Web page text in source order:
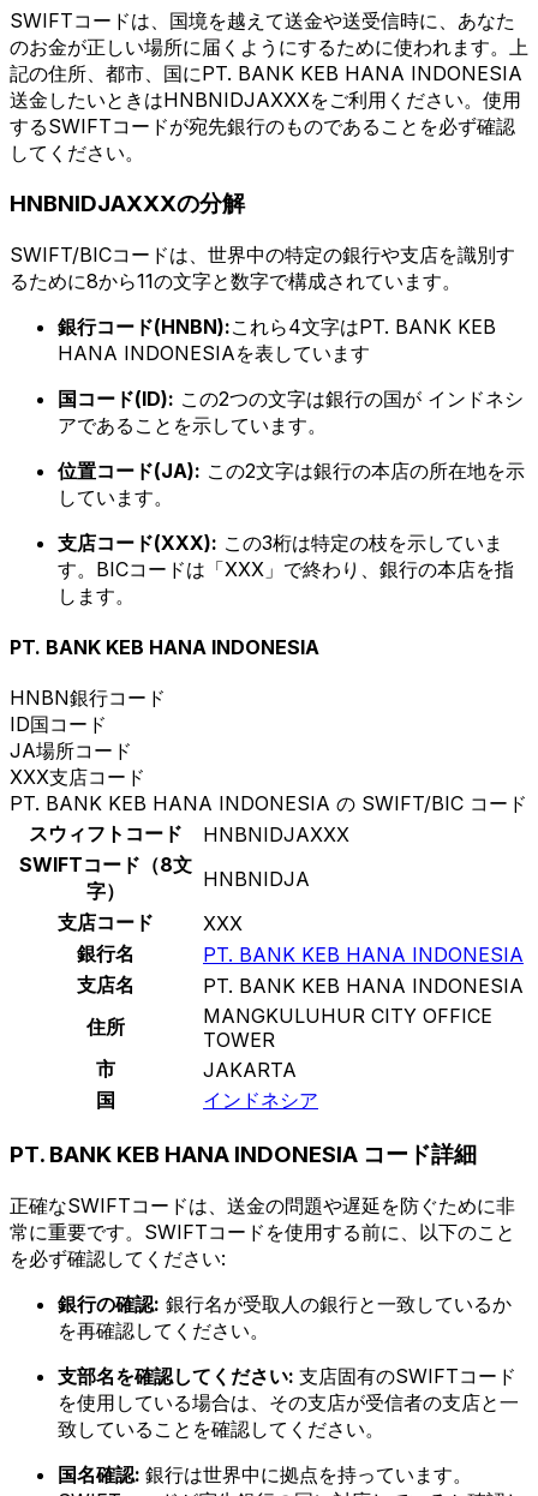
SWIFTコードは、国境を越えて送金や送受信時に、あなた
のお金が正しい場所に届くようにするために使われます。上
記の住所、都市、国にPT. BANK KEB HANA INDONESIA
送金したいときはHNBNIDJAXXXをご利用ください。使用
するSWIFTコードが宛先銀行のものであることを必ず確認
してください。
HNBNIDJAXXXの分解
SWIFT/BICコードは、世界中の特定の銀行や支店を識別す
るために8から11の文字と数字で構成されています。
銀行コード(HNBN):これら4文字はPT. BANK KEB
HANA INDONESIAを表しています
国コード(ID): この2つの文字は銀行の国が インドネシ
アであることを示しています。
位置コード(JA): この2文字は銀行の本店の所在地を示
しています。
支店コード(XXX): この3桁は特定の枝を示していま
す。BICコードは「XXX」で終わり、銀行の本店を指
します。
PT. BANK KEB HANA INDONESIA
HNBN銀行コード
ID国コード
JA場所コード
XXX支店コード
PT. BANK KEB HANA INDONESIA の SWIFT/BIC コード
スウィフトコード
HNBNIDJAXXX
SWIFTコード（8文
字）
HNBNIDJA
支店コード
XXX
銀行名
PT. BANK KEB HANA INDONESIA
支店名
PT. BANK KEB HANA INDONESIA
住所
MANGKULUHUR CITY OFFICE
TOWER
市
JAKARTA
国
インドネシア
PT. BANK KEB HANA INDONESIA コード詳細
正確なSWIFTコードは、送金の問題や遅延を防ぐために非
常に重要です。SWIFTコードを使用する前に、以下のこと
を必ず確認してください:
銀行の確認: 銀行名が受取人の銀行と一致しているか
を再確認してください。
支部名を確認してください: 支店固有のSWIFTコード
を使用している場合は、その支店が受信者の支店と一
致していることを確認してください。
国名確認: 銀行は世界中に拠点を持っています。